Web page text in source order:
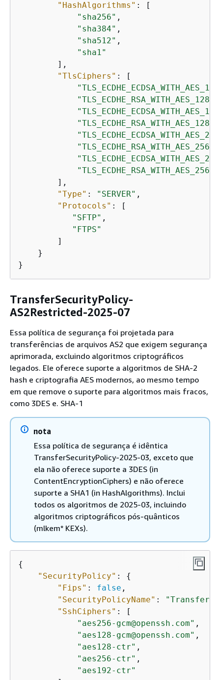
"HashAlgorithms" : [
"sha256" ,
"sha384" ,
"sha512" ,
"sha1"
        ],
"TlsCiphers" : [
        ],
"Type" : "SERVER" ,
"Protocols" : [
"SFTP" ,
"FTPS"
        ]
    }
}
TransferSecurityPolicy-
AS2Restricted-2025-07
Essa política de segurança foi projetada para
transferências de arquivos AS2 que exigem segurança
aprimorada, excluindo algoritmos criptográficos
legados. Ele oferece suporte a algoritmos de SHA-2
hash e criptografia AES modernos, ao mesmo tempo
em que remove o suporte para algoritmos mais fracos,
como 3DES e. SHA-1
nota
Essa política de segurança é idêntica
TransferSecurityPolicy-2025-03, exceto que
ela não oferece suporte a 3DES (in
ContentEncryptionCiphers) e não oferece
suporte a SHA1 (in HashAlgorithms). Inclui
todos os algoritmos de 2025-03, incluindo
algoritmos criptográficos pós-quânticos
(mlkem* KEXs).
{
"SecurityPolicy" : {
"Fips" : false ,
"SecurityPolicyName" :
"SshCiphers" : [
"aes256-gcm@openssh.com" ,
"aes128-gcm@openssh.com" ,
"aes128-ctr" ,
"aes256-ctr" ,
"aes192-ctr"